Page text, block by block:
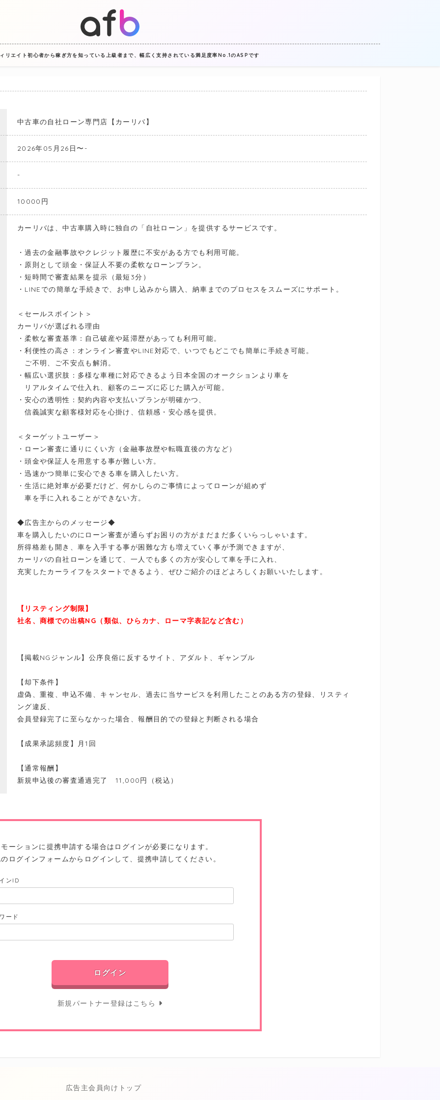
リエイト初心者から稼ぎ方を知っている上級者まで、幅広く支持されている満足度率No.1のASPです
中古車の自社ローン専門店【カーリバ】
2026年05月26日〜-
-
10000円
カーリバは、中古車購入時に独自の「自社ローン」を提供するサービスです。
・過去の金融事故やクレジット履歴に不安がある方でも利用可能。
・原則として頭金・保証人不要の柔軟なローンプラン。
・短時間で審査結果を提示（最短3分）
・LINEでの簡単な手続きで、お申し込みから購入、納車までのプロセスをスムーズにサポート。
＜セールスポイント＞
カーリバが選ばれる理由
・柔軟な審査基準：自己破産や延滞歴があっても利用可能。
・利便性の高さ：オンライン審査やLINE対応で、いつでもどこでも簡単に手続き可能。
ご不明、ご不安点も解消。
・幅広い選択肢：多様な車種に対応できるよう日本全国のオークションより車を
リアルタイムで仕入れ、顧客のニーズに応じた購入が可能。
・安心の透明性：契約内容や支払いプランが明確かつ、
信義誠実な顧客様対応を心掛け、信頼感・安心感を提供。
＜ターゲットユーザー＞
・ローン審査に通りにくい方（金融事故歴や転職直後の方など）
・頭金や保証人を用意する事が難しい方。
・迅速かつ簡単に安心できる車を購入したい方。
・生活に絶対車が必要だけど、何かしらのご事情によってローンが組めず
車を手に入れることができない方。
◆広告主からのメッセージ◆
車を購入したいのにローン審査が通らずお困りの方がまだまだ多くいらっしゃいます。
所得格差も開き、車を入手する事が困難な方も増えていく事が予測できますが、
カーリバの自社ローンを通じて、一人でも多くの方が安心して車を手に入れ、
充実したカーライフをスタートできるよう、ぜひご紹介のほどよろしくお願いいたします。
【リスティング制限】
社名、商標での出稿NG（類似、ひらカナ、ローマ字表記など含む）
【掲載NGジャンル】公序良俗に反するサイト、アダルト、ギャンブル
【却下条件】
虚偽、重複、申込不備、キャンセル、過去に当サービスを利用したことのある方の登録、リスティ
ング違反、
会員登録完了に至らなかった場合、報酬目的での登録と判断される場合
【成果承認頻度】月1回
【通常報酬】
新規申込後の審査通過完了 11,000円（税込）
ーションに提携申請する場合はログインが必要になります。
ログインフォームからログインして、提携申請してください。
ンID
ード
新規パートナー登録はこちら
広告主会員向けトップ